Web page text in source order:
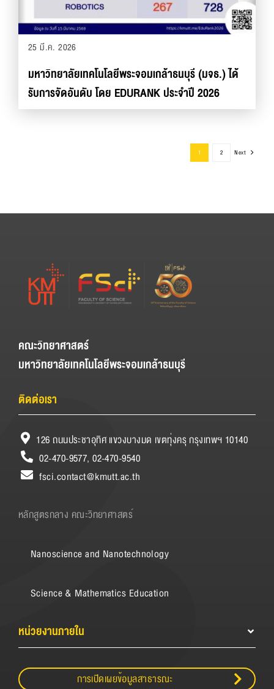
25 มี.ค. 2026
มหาวิทยาลัยเทคโนโลยีพระจอมเกล้าธนบุรี (มจธ.) ได้
รับการจัดอันดับ โดย EDURANK ประจำปี 2026
1 2 Next
คณะวิทยาศาสตร์
มหาวิทยาลัยเทคโนโลยีพระจอมเกล้าธนบุรี
ติดต่อเรา
126 ถนนประชาอุทิศ แขวงบางมด เขตทุ่งครุ กรุงเทพฯ 10140
02-470-9577, 02-470-9540
fsci.contact@kmutt.ac.th
หลักสูตรกลาง คณะวิทยาศาสตร์
Nanoscience and Nanotechnology
Science & Mathematics Education
หน่วยงานภายใน
การเปิดเผยข้อมูลสาธารณะ